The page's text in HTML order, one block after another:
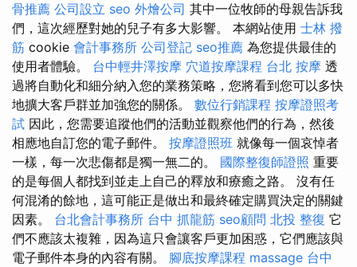
骨推薦 公司設立 seo 外燴公司 其中一位牧師的母親告訴我
們，這次經歷對她的兒子有多大影響。 本網站使用 士林 撥
筋 cookie 會計事務所 公司登記 seo推薦 為您提供最佳的
使用者體驗。 台中輕井澤按摩 穴道按摩課程 台北 按摩 透
過將自動化和細分納入您的業務策略，您將看到您可以多快
地擴大客戶群並加強您的關係。 數位行銷課程 按摩證照考
試 因此，您需要追蹤他們的活動並觀察他們的行為，然後
相應地自訂您的電子郵件。 按摩證照班 就像每一個哀悼者
一樣，每一次悲傷都是獨一無二的。 國際整復師證照 重要
的是每個人都找到並走上自己的釋放和療癒之路。 沒有任
何混淆的餘地，這可能正是做出和最終確定購買決定的關鍵
因素。 台北會計事務所 台中 抓龍筋 seo顧問 北投 整復 它
們不應該太複雜，因為這只會讓客戶更加困惑，它們應該與
電子郵件本身的內容有關。 腳底按摩課程 massage 台中